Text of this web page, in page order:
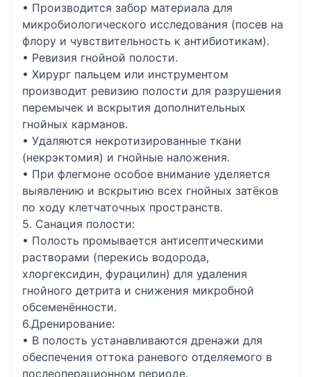
• Производится забор материала для
микробиологического исследования (посев на
флору и чувствительность к антибиотикам).
• Ревизия гнойной полости.
• Хирург пальцем или инструментом
производит ревизию полости для разрушения
перемычек и вскрытия дополнительных
гнойных карманов.
• Удаляются некротизированные ткани
(некрэктомия) и гнойные наложения.
• При флегмоне особое внимание уделяется
выявлению и вскрытию всех гнойных затёков
по ходу клетчаточных пространств.
5. Санация полости:
• Полость промывается антисептическими
растворами (перекись водорода,
хлоргексидин, фурацилин) для удаления
гнойного детрита и снижения микробной
обсеменённости.
6.Дренирование:
• В полость устанавливаются дренажи для
обеспечения оттока раневого отделяемого в
послеоперационном периоде.